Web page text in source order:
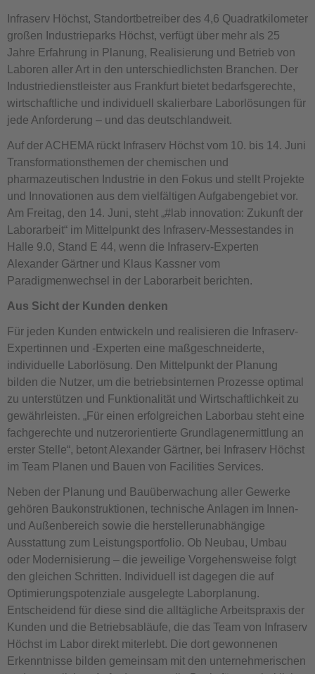
Infraserv Höchst, Standortbetreiber des 4,6 Quadratkilometer
großen Industrieparks Höchst, verfügt über mehr als 25
Jahre Erfahrung in Planung, Realisierung und Betrieb von
Laboren aller Art in den unterschiedlichsten Branchen. Der
Industriedienstleister aus Frankfurt bietet bedarfsgerechte,
wirtschaftliche und individuell skalierbare Laborlösungen für
jede Anforderung – und das deutschlandweit.
Auf der ACHEMA rückt Infraserv Höchst vom 10. bis 14. Juni
Transformationsthemen der chemischen und
pharmazeutischen Industrie in den Fokus und stellt Projekte
und Innovationen aus dem vielfältigen Aufgabengebiet vor.
Am Freitag, den 14. Juni, steht „#lab innovation: Zukunft der
Laborarbeit“ im Mittelpunkt des Infraserv-Messestandes in
Halle 9.0, Stand E 44, wenn die Infraserv-Experten
Alexander Gärtner und Klaus Kassner vom
Paradigmenwechsel in der Laborarbeit berichten.
Aus Sicht der Kunden denken
Für jeden Kunden entwickeln und realisieren die Infraserv-
Expertinnen und -Experten eine maßgeschneiderte,
individuelle Laborlösung. Den Mittelpunkt der Planung
bilden die Nutzer, um die betriebsinternen Prozesse optimal
zu unterstützen und Funktionalität und Wirtschaftlichkeit zu
gewährleisten. „Für einen erfolgreichen Laborbau steht eine
fachgerechte und nutzerorientierte Grundlagenermittlung an
erster Stelle“, betont Alexander Gärtner, bei Infraserv Höchst
im Team Planen und Bauen von Facilities Services.
Neben der Planung und Bauüberwachung aller Gewerke
gehören Baukonstruktionen, technische Anlagen im Innen-
und Außenbereich sowie die herstellerunabhängige
Ausstattung zum Leistungsportfolio. Ob Neubau, Umbau
oder Modernisierung – die jeweilige Vorgehensweise folgt
den gleichen Schritten. Individuell ist dagegen die auf
Optimierungspotenziale ausgelegte Laborplanung.
Entscheidend für diese sind die alltägliche Arbeitspraxis der
Kunden und die Betriebsabläufe, die das Team von Infraserv
Höchst im Labor direkt miterlebt. Die dort gewonnenen
Erkenntnisse bilden gemeinsam mit den unternehmerischen